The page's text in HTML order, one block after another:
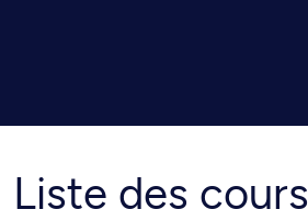
Liste des cours